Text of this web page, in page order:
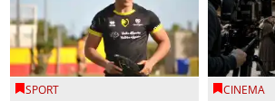
SPORT CINEMA